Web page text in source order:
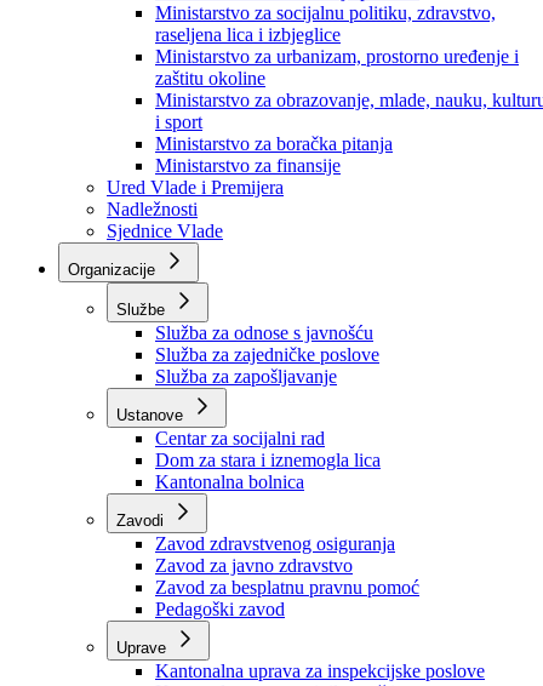
Ministarstvo za privredu
Ministarstvo za pravosuđe, upravu i radne odnose
Ministarstvo za unutrašnje poslove
Ministarstvo za socijalnu politiku, zdravstvo,
raseljena lica i izbjeglice
Ministarstvo za urbanizam, prostorno uređenje i
zaštitu okoline
Ministarstvo za obrazovanje, mlade, nauku,
i sport
Ministarstvo za boračka pitanja
Ministarstvo za finansije
Ured Vlade i Premijera
Nadležnosti
Sjednice Vlade
Organizacije
Službe
Služba za odnose s javnošću
Služba za zajedničke poslove
Služba za zapošljavanje
Ustanove
Centar za socijalni rad
Dom za stara i iznemogla lica
Kantonalna bolnica
Zavodi
Zavod zdravstvenog osiguranja
Zavod za javno zdravstvo
Zavod za besplatnu pravnu pomoć
Pedagoški zavod